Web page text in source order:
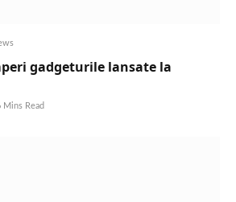
gadgeturile lansate la
Mins Read